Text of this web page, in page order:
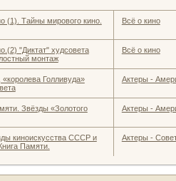
(1). Тайны мирового кино.
Всё о кино
"Диктат" худсовета
монтаж
Всё о кино
Голливуда»
Актеры -
Звёзды «Золотого
Актеры -
киноискусства СССР и
Памяти.
Актеры -